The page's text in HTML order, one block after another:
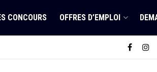
CONCOURS OFFRES D’EMPLOI